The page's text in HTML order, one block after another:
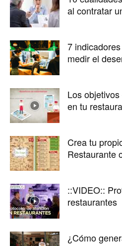
al contratar
7
medir el
Los
en tu
Crea tu
Restaurante
::VIDEO::
restaurantes
¿Cómo